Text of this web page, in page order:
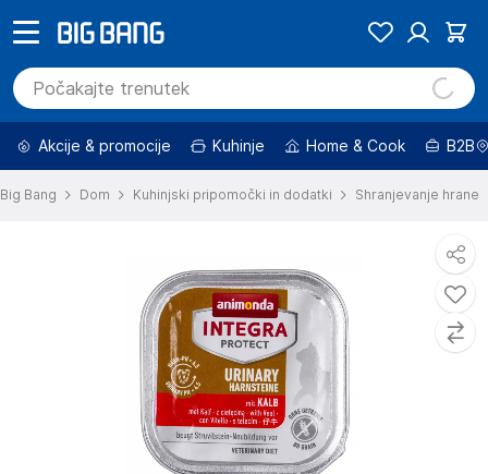
Akcije & promocije Kuhinje Home & Cook B2B
Big Bang Dom Kuhinjski pripomočki in dodatki Shranjevanje hrane